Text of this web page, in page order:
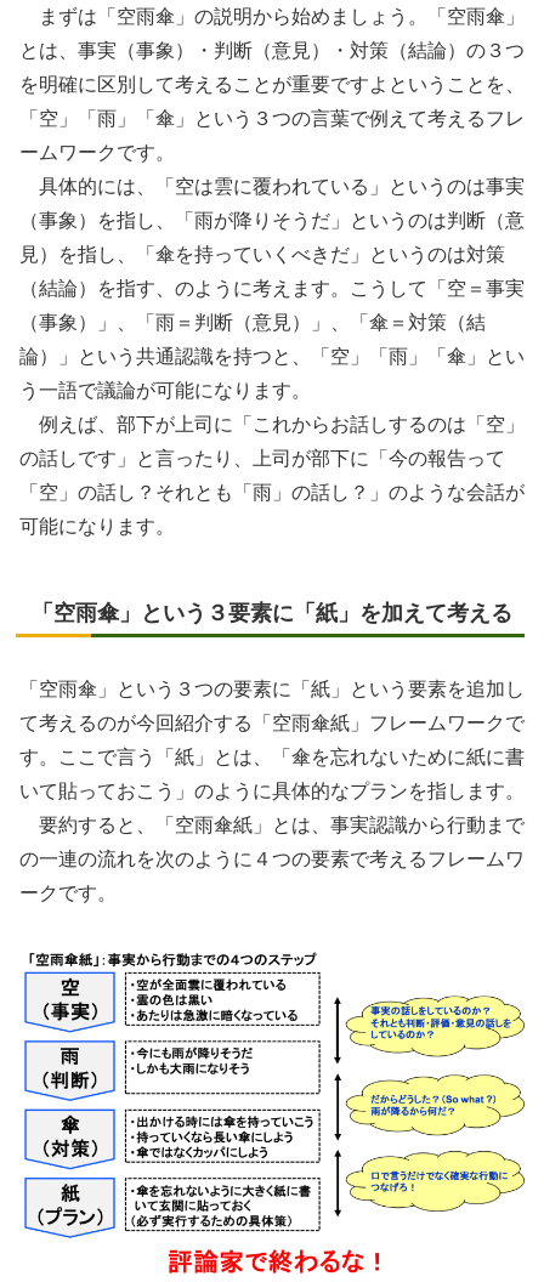
まずは「空雨傘」の説明から始めましょう。「空雨傘」
とは、事実（事象）・判断（意見）・対策（結論）の３つ
を明確に区別して考えることが重要ですよということを、
「空」「雨」「傘」という３つの言葉で例えて考えるフレ
ームワークです。
具体的には、「空は雲に覆われている」というのは事実
（事象）を指し、「雨が降りそうだ」というのは判断（意
見）を指し、「傘を持っていくべきだ」というのは対策
（結論）を指す、のように考えます。こうして「空＝事実
（事象）」、「雨＝判断（意見）」、「傘＝対策（結
論）」という共通認識を持つと、「空」「雨」「傘」とい
う一語で議論が可能になります。
例えば、部下が上司に「これからお話しするのは「空」
の話しです」と言ったり、上司が部下に「今の報告って
「空」の話し？それとも「雨」の話し？」のような会話が
可能になります。
「空雨傘」という３要素に「紙」を加えて考える
「空雨傘」という３つの要素に「紙」という要素を追加し
て考えるのが今回紹介する「空雨傘紙」フレームワークで
す。ここで言う「紙」とは、「傘を忘れないために紙に書
いて貼っておこう」のように具体的なプランを指します。
要約すると、「空雨傘紙」とは、事実認識から行動まで
の一連の流れを次のように４つの要素で考えるフレームワ
ークです。